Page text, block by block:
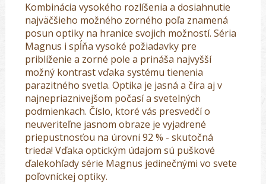
Kombinácia vysokého rozlíšenia a dosiahnutie
najväčšieho možného zorného poľa znamená
posun optiky na hranice svojich možností. Séria
Magnus i spĺňa vysoké požiadavky pre
priblíženie a zorné pole a prináša najvyšší
možný kontrast vďaka systému tienenia
parazitného svetla. Optika je jasná a číra aj v
najnepriaznivejšom počasí a svetelných
podmienkach. Číslo, ktoré vás presvedčí o
neuveriteľne jasnom obraze je vyjadrené
priepustnosťou na úrovni 92 % - skutočná
trieda! Vďaka optickým údajom sú puškové
ďalekohľady série Magnus jedinečnými vo svete
poľovníckej optiky.